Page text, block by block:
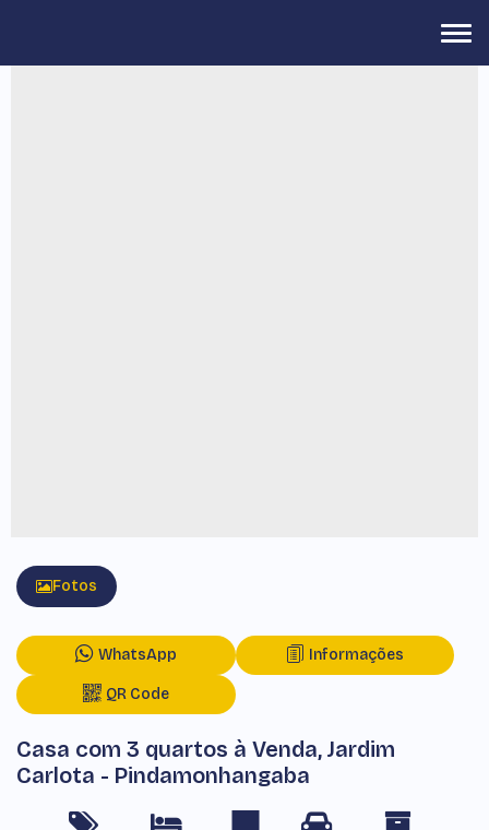
Fotos
WhatsApp Informações
QR Code
Casa com 3 quartos à Venda, Jardim
Carlota - Pindamonhangaba